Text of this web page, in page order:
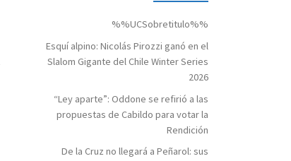
%%UCSobretitulo%%
Esquí alpino: Nicolás Pirozzi ganó en el
Slalom Gigante del Chile Winter Series
2026
“Ley aparte”: Oddone se refirió a las
propuestas de Cabildo para votar la
Rendición
De la Cruz no llegará a Peñarol: sus